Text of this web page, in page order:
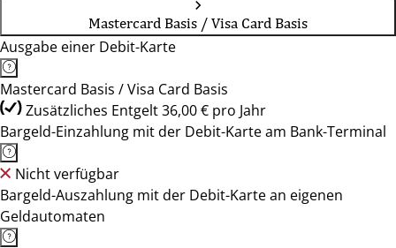
Mastercard Basis / Visa Card Basis
Ausgabe einer Debit-Karte
Mastercard Basis / Visa Card Basis
Zusätzliches Entgelt 36,00 € pro Jahr
Bargeld-Einzahlung mit der Debit-Karte am Bank-Terminal
Nicht verfügbar
Bargeld-Auszahlung mit der Debit-Karte an eigenen
Geldautomaten